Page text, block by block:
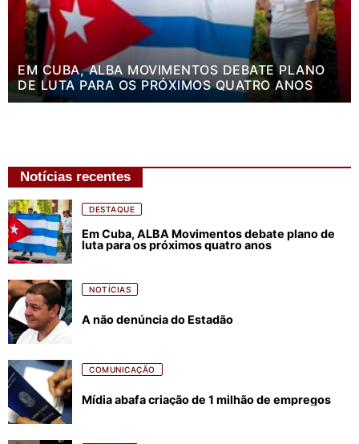
EM CUBA, ALBA MOVIMENTOS DEBATE PLANO
DE LUTA PARA OS PRÓXIMOS QUATRO ANOS
Notícias recentes
DESTAQUE
Em Cuba, ALBA Movimentos debate plano de
luta para os próximos quatro anos
NOTÍCIAS
A não denúncia do Estadão
COMUNICAÇÃO
Mídia abafa criação de 1 milhão de empregos